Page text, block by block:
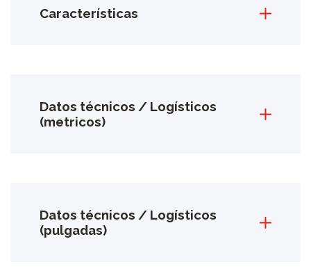
Características
Datos técnicos / Logísticos
(metricos)
Datos técnicos / Logísticos
(pulgadas)